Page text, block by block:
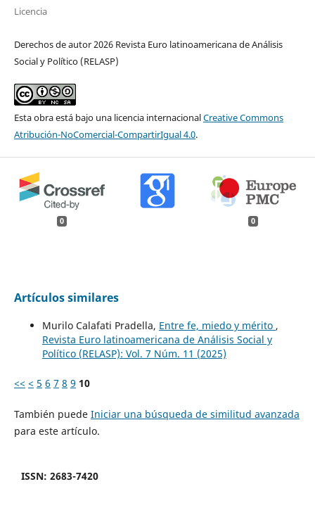
Licencia
Derechos de autor 2026 Revista Euro latinoamericana de Análisis
Social y Político (RELASP)
Esta obra está bajo una licencia internacionalCreative Commons
Atribución-NoComercial-CompartirIgual 4.0.
0 0
Artículos similares
Murilo Calafati Pradella, Entre fe, miedo y mérito ,
Revista Euro latinoamericana de Análisis Social y
Político (RELASP): Vol. 7 Núm. 11 (2025)
<< < 5 6 7 8 9 10
También puede Iniciar una búsqueda de similitud avanzada
para este artículo.
ISSN: 2683-7420